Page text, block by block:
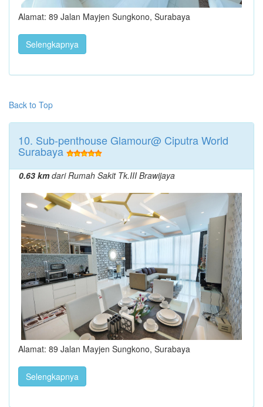
Alamat: 89 Jalan Mayjen Sungkono, Surabaya
Selengkapnya
Back to Top
10. Sub-penthouse Glamour@ Ciputra World
Surabaya
0.63 kmdari Rumah Sakit Tk.III Brawijaya
Alamat: 89 Jalan Mayjen Sungkono, Surabaya
Selengkapnya